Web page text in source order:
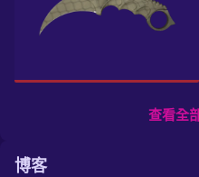
查看全
博客